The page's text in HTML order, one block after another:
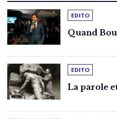
EDITO
Quand
EDITO
La parole